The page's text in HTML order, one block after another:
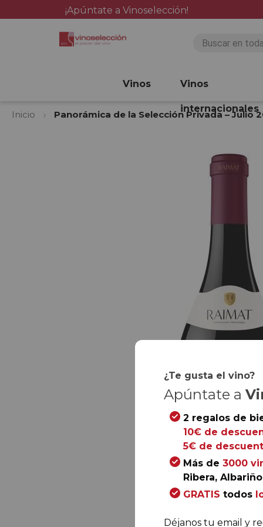
¡Apúntate a Vinoselección!
Vinos Vinos
internacionales
Inicio
Panorámica de la Selección Privada – Julio
¿Te gusta el vino?
Apúntate a
2 regalos de
10€ de
5€ de
Más de 3000
Ribera,
GRATIS todos
Déjanos tu email y